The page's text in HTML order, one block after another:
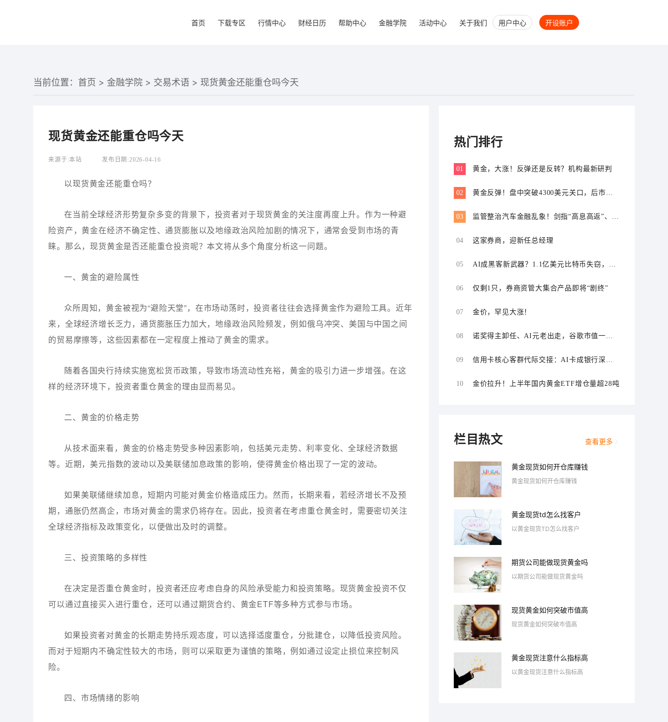
首页 下载专区 行情中心 财经日历 帮助中心 金融学院 活动中心 关于我们 用户中心 开设账户
当前位置： 首页 >金融学院 > 交易术语 > 现货黄金还能重仓吗今天
现货黄金还能重仓吗今天
来源于:本站 发布日期:2026-04-16
以现货黄金还能重仓吗？
在当前全球经济形势复杂多变的背景下，投资者对于现货黄金的关注度再度上升。作为一种避
险资产，黄金在经济不确定性、通货膨胀以及地缘政治风险加剧的情况下，通常会受到市场的青
睐。那么，现货黄金是否还能重仓投资呢？本文将从多个角度分析这一问题。
一、黄金的避险属性
众所周知，黄金被视为“避险天堂”，在市场动荡时，投资者往往会选择黄金作为避险工具。近年
来，全球经济增长乏力，通货膨胀压力加大，地缘政治风险频发，例如俄乌冲突、美国与中国之间
的贸易摩擦等，这些因素都在一定程度上推动了黄金的需求。
随着各国央行持续实施宽松货币政策，导致市场流动性充裕，黄金的吸引力进一步增强。在这
样的经济环境下，投资者重仓黄金的理由显而易见。
二、黄金的价格走势
从技术面来看，黄金的价格走势受多种因素影响，包括美元走势、利率变化、全球经济数据
等。近期，美元指数的波动以及美联储加息政策的影响，使得黄金价格出现了一定的波动。
如果美联储继续加息，短期内可能对黄金价格造成压力。然而，长期来看，若经济增长不及预
期，通胀仍然高企，市场对黄金的需求仍将存在。因此，投资者在考虑重仓黄金时，需要密切关注
全球经济指标及政策变化，以便做出及时的调整。
三、投资策略的多样性
在决定是否重仓黄金时，投资者还应考虑自身的风险承受能力和投资策略。现货黄金投资不仅
可以通过直接买入进行重仓，还可以通过期货合约、黄金ETF等多种方式参与市场。
如果投资者对黄金的长期走势持乐观态度，可以选择适度重仓，分批建仓，以降低投资风险。
而对于短期内不确定性较大的市场，则可以采取更为谨慎的策略，例如通过设定止损位来控制风
险。
四、市场情绪的影响
热门排行
01 黄金，大涨！反弹还是反转？机构最新研判
02
黄金反弹！盘中突破4300美元关口，后市怎
03
监管整治汽车金融乱象！剑指“高息高返”、
04
这家券商，迎新任总经理
05
AI成黑客新武器？1.1亿美元比特币失窃，加
06
仅剩1只，券商资管大集合产品即将“剧终”
07 金价，罕见大涨！
08
诺奖得主卸任、AI元老出走，谷歌市值一日
09
信用卡核心客群代际交接：AI卡成银行深耕
10
金价拉升！上半年国内黄金ETF增仓量超28吨
栏目热文 查看更多
黄金现货如何开仓库赚钱
黄金现货如何开仓库赚钱
黄金现货td怎么找客户
以黄金现货TD怎么找客户
期货公司能做现货黄金吗
以期货公司能做现货黄金吗
现货黄金如何突破市值高
现货黄金如何突破市值高
黄金现货注意什么指标高
以黄金现货注意什么指标高